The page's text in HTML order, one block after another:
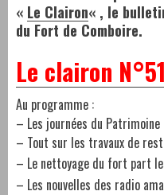
« Le Clairon« , le
du Fort de Comboire.
Le clairon N°51
Au programme :
– Les journées du Patrimoine
– Tout sur les travaux de
– Le nettoyage du fort part
– Les nouvelles des radio